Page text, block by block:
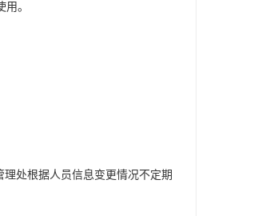
。
处根据人员信息变更情况不定期